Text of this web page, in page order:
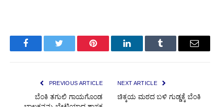
FacebookTwitter PinterestLinkedInTumblr Email
PREVIOUS ARTICLE
ಬೆಂಕಿ ತಗುಲಿ ಗಾಯಗೊಂಡ
NEXT ARTICLE
ಚಿಕ್ಕಯ ಮಠದ ಬಳಿ ಗುಡ್ಡಕ್ಕೆ ಬೆಂಕಿ